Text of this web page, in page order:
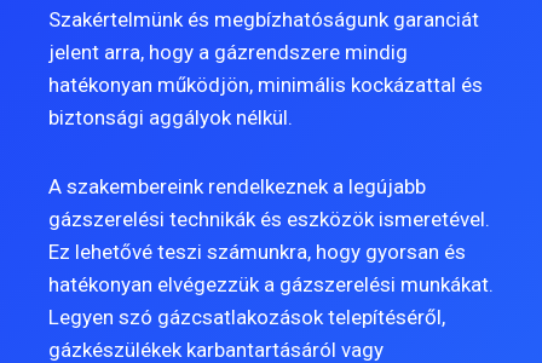
Szakértelmünk és megbízhatóságunk garanciát
jelent arra, hogy a gázrendszere mindig
hatékonyan működjön, minimális kockázattal és
biztonsági aggályok nélkül.
A szakembereink rendelkeznek a legújabb
gázszerelési technikák és eszközök ismeretével.
Ez lehetővé teszi számunkra, hogy gyorsan és
hatékonyan elvégezzük a gázszerelési munkákat.
Legyen szó gázcsatlakozások telepítéséről,
gázkészülékek karbantartásáról vagy